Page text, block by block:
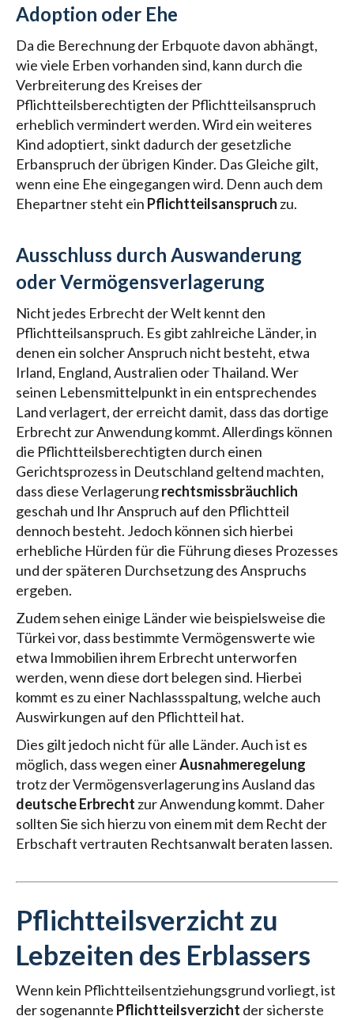
Adoption oder Ehe
Da die Berechnung der Erbquote davon abhängt,
wie viele Erben vorhanden sind, kann durch die
Verbreiterung des Kreises der
Pflichtteilsberechtigten der Pflichtteilsanspruch
erheblich vermindert werden. Wird ein weiteres
Kind adoptiert, sinkt dadurch der gesetzliche
Erbanspruch der übrigen Kinder. Das Gleiche gilt,
wenn eine Ehe eingegangen wird. Denn auch dem
Ehepartner steht ein Pflichtteilsanspruch zu.
Ausschluss durch Auswanderung
oder Vermögensverlagerung
Nicht jedes Erbrecht der Welt kennt den
Pflichtteilsanspruch. Es gibt zahlreiche Länder, in
denen ein solcher Anspruch nicht besteht, etwa
Irland, England, Australien oder Thailand. Wer
seinen Lebensmittelpunkt in ein entsprechendes
Land verlagert, der erreicht damit, dass das dortige
Erbrecht zur Anwendung kommt. Allerdings können
die Pflichtteilsberechtigten durch einen
Gerichtsprozess in Deutschland geltend machten,
dass diese Verlagerungrechtsmissbräuchlich
geschah und Ihr Anspruch auf den Pflichtteil
dennoch besteht. Jedoch können sich hierbei
erhebliche Hürden für die Führung dieses Prozesses
und der späteren Durchsetzung des Anspruchs
ergeben.
Zudem sehen einige Länder wie beispielsweise die
Türkei vor, dass bestimmte Vermögenswerte wie
etwa Immobilien ihrem Erbrecht unterworfen
werden, wenn diese dort belegen sind. Hierbei
kommt es zu einer Nachlassspaltung, welche auch
Auswirkungen auf den Pflichtteil hat.
Dies gilt jedoch nicht für alle Länder. Auch ist es
möglich, dass wegen einerAusnahmeregelung
trotz der Vermögensverlagerung ins Ausland das
deutsche Erbrecht zur Anwendung kommt. Daher
sollten Sie sich hierzu von einem mit dem Recht der
Erbschaft vertrauten Rechtsanwalt beraten lassen.
Pflichtteilsverzicht zu
Lebzeiten des Erblassers
Wenn kein Pflichtteilsentziehungsgrund vorliegt, ist
der sogenannte Pflichtteilsverzicht der sicherste